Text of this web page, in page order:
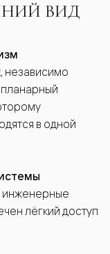
ВИД
независимо
в одной
инженерные
лёгкий доступ